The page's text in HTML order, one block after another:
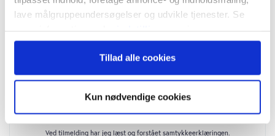
lave målgruppeundersøgelser og udvikle tjenester. Se
persondatapolitik. Du kan altid trække dit samtykke
tilbage eller ændre indstillinger fra vores
"Cookiedeklaration", eller ved at trykke på "Privacy
Hvis du tillader det, vil vi også gerne:
Indsamle præcise oplysninger om din placering,
Tillad alle cookies
Kun nødvendige cookies
og fortsætter: